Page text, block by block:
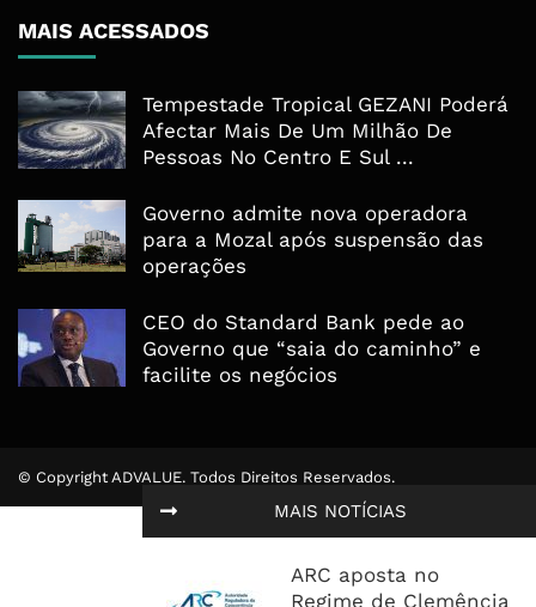
MAIS NOTÍCIAS
ARC aposta no
Regime de Clemência
MAIS ACESSADOS
Tempestade Tropical GEZANI Poderá
Afectar Mais De Um Milhão De
Pessoas No Centro E Sul ...
Governo admite nova operadora
para a Mozal após suspensão das
operações
CEO do Standard Bank pede ao
Governo que “saia do caminho” e
facilite os negócios
© Copyright ADVALUE. Todos Direitos Reservados.